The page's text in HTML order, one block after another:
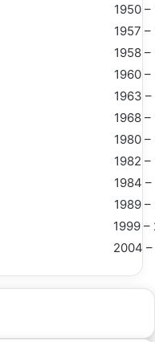
1950 –
1957 –
1958 –
1960 –
1963 –
1968 –
1980 –
1982 –
1984 –
1989 –
1999 –
2004 –